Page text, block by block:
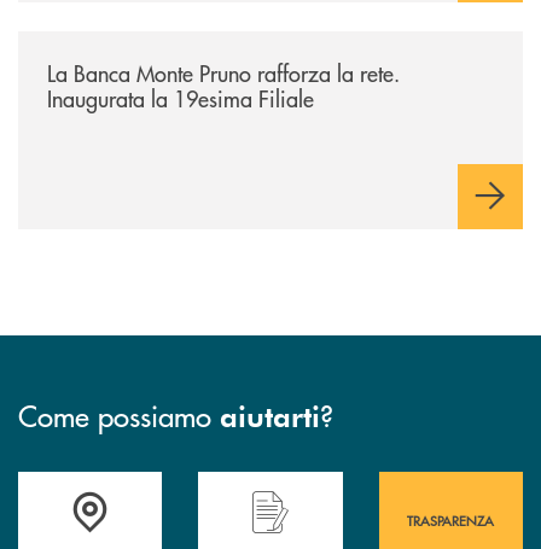
La Banca Monte Pruno rafforza la rete.
Inaugurata la 19esima Filiale
Come possiamo aiutarti?
Accedi all' elenco completo&nbsp; delle&nbsp; filiali&nbsp; di Banca
Hai bisogno di assistenza immediata?
TRASPARENZA